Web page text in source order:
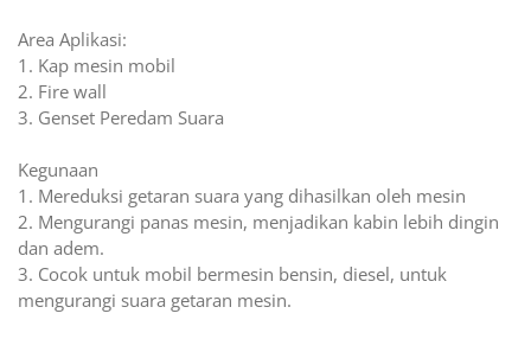
Area Aplikasi:
1. Kap mesin mobil
2. Fire wall
3. Genset Peredam Suara
Kegunaan
1. Mereduksi getaran suara yang dihasilkan oleh mesin
2. Mengurangi panas mesin, menjadikan kabin lebih dingin
dan adem.
3. Cocok untuk mobil bermesin bensin, diesel, untuk
mengurangi suara getaran mesin.